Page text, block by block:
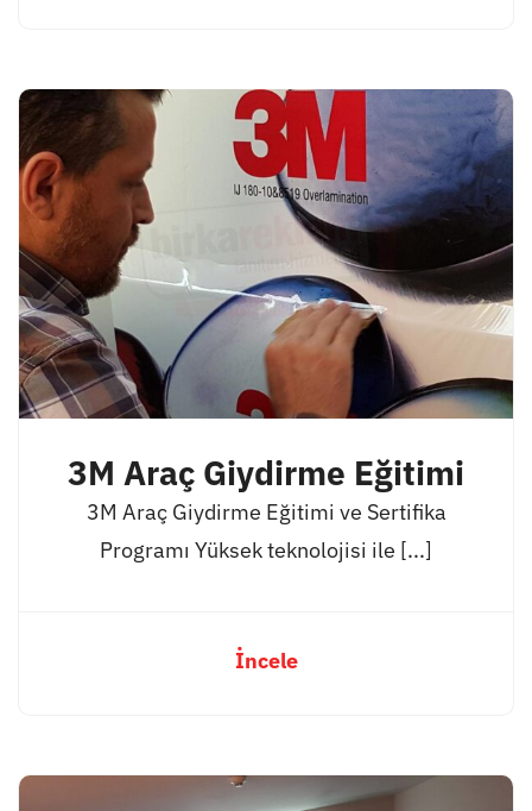
3M Araç Giydirme Eğitimi
3M Araç Giydirme Eğitimi ve Sertifika
Programı Yüksek teknolojisi ile [...]
İncele